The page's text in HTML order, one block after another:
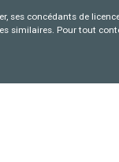
ses concédants de
similaires. Pour tout